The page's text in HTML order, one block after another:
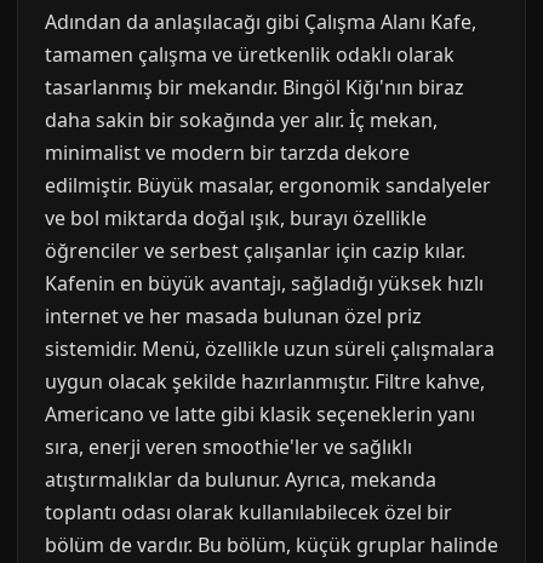
Adından da anlaşılacağı gibi Çalışma Alanı Kafe,
tamamen çalışma ve üretkenlik odaklı olarak
tasarlanmış bir mekandır. Bingöl Kiğı'nın biraz
daha sakin bir sokağında yer alır. İç mekan,
minimalist ve modern bir tarzda dekore
edilmiştir. Büyük masalar, ergonomik sandalyeler
ve bol miktarda doğal ışık, burayı özellikle
öğrenciler ve serbest çalışanlar için cazip kılar.
Kafenin en büyük avantajı, sağladığı yüksek hızlı
internet ve her masada bulunan özel priz
sistemidir. Menü, özellikle uzun süreli çalışmalara
uygun olacak şekilde hazırlanmıştır. Filtre kahve,
Americano ve latte gibi klasik seçeneklerin yanı
sıra, enerji veren smoothie'ler ve sağlıklı
atıştırmalıklar da bulunur. Ayrıca, mekanda
toplantı odası olarak kullanılabilecek özel bir
bölüm de vardır. Bu bölüm, küçük gruplar halinde